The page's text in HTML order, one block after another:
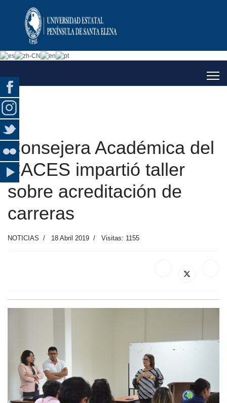
Consejera Académica del
CACES impartió taller
sobre acreditación de
carreras
NOTICIAS 18 Abril 2019 Visitas: 1155